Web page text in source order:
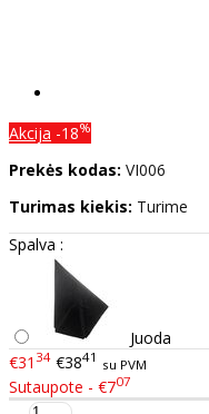
Akcija -18%
Prekės kodas: VI006
Turimas kiekis: Turime
Spalva :
Juoda
€31 34 €3841 su PVM
Sutaupote - €707